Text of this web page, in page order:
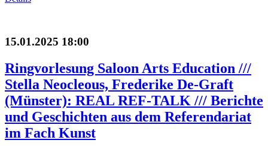
15.01.2025 18:00
Ringvorlesung Saloon Arts Education ///
Stella Neocleous, Frederike De-Graft
(Münster): REAL REF-TALK /// Berichte
und Geschichten aus dem Referendariat
im Fach Kunst